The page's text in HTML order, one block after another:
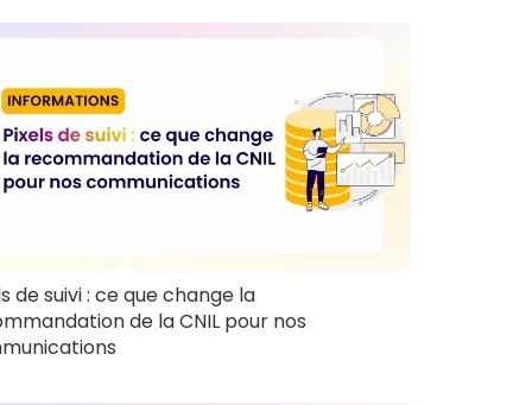
de suivi : ce que change la
de la CNIL pour nos